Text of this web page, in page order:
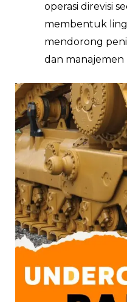
operasi direvisi
membentuk
mendorong
dan manajemen